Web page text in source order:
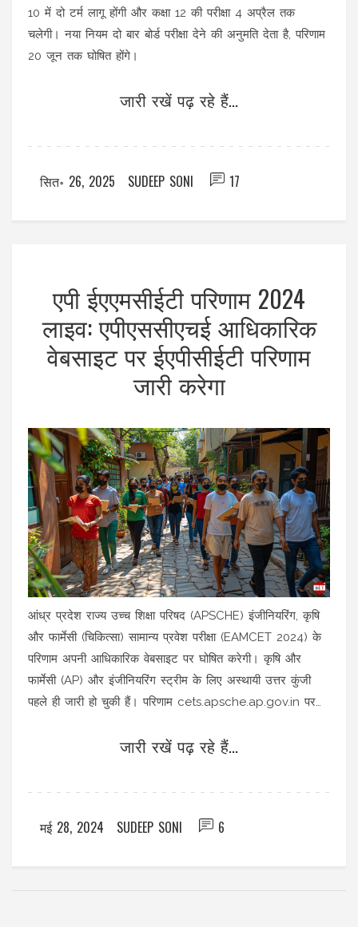
10 में दो टर्म लागू होंगी और कक्षा 12 की परीक्षा 4 अप्रैल तक
चलेगी। नया नियम दो बार बोर्ड परीक्षा देने की अनुमति देता है, परिणाम
20 जून तक घोषित होंगे।
जारी रखें पढ़ रहे हैं...
सित॰ 26, 2025 SUDEEP SONI 17
एपी ईएएमसीईटी परिणाम 2024
लाइव: एपीएससीएचई आधिकारिक
वेबसाइट पर ईएपीसीईटी परिणाम
जारी करेगा
आंध्र प्रदेश राज्य उच्च शिक्षा परिषद (APSCHE) इंजीनियरिंग, कृषि
और फार्मेसी (चिकित्सा) सामान्य प्रवेश परीक्षा (EAMCET 2024) के
परिणाम अपनी आधिकारिक वेबसाइट पर घोषित करेगी। कृषि और
फार्मेसी (AP) और इंजीनियरिंग स्ट्रीम के लिए अस्थायी उत्तर कुंजी
पहले ही जारी हो चुकी हैं। परिणाम cets.apsche.ap.gov.in पर
जारी रखें पढ़ रहे हैं...
मई 28, 2024 SUDEEP SONI 6